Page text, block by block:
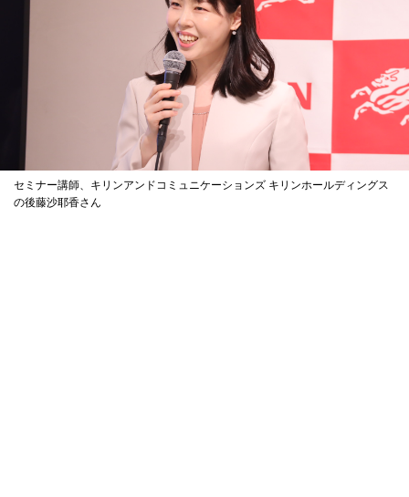
セミナー講師、キリンアンドコミュニケーションズ キリンホールディングス
の後藤沙耶香さん